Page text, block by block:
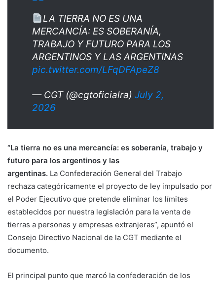
LA TIERRA NO ES UNA
MERCANCÍA: ES SOBERANÍA,
TRABAJO Y FUTURO PARA LOS
ARGENTINOS Y LAS ARGENTINAS
pic.twitter.com/LFqDFApeZ8
— CGT (@cgtoficialra) July 2,
2026
“La tierra no es una mercancía: es soberanía, trabajo y
futuro para los argentinos y las
argentinas. La Confederación General del Trabajo
rechaza categóricamente el proyecto de ley impulsado por
el Poder Ejecutivo que pretende eliminar los límites
establecidos por nuestra legislación para la venta de
tierras a personas y empresas extranjeras”, apuntó el
Consejo Directivo Nacional de la CGT mediante el
documento.
El principal punto que marcó la confederación de los